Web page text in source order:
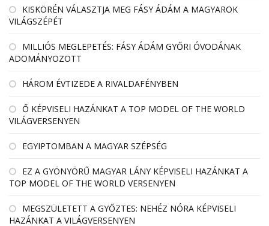
KISKÖRÉN VÁLASZTJA MEG FÁSY ÁDÁM A MAGYAROK
VILÁGSZÉPÉT
MILLIÓS MEGLEPETÉS: FÁSY ÁDÁM GYŐRI ÓVODÁNAK
ADOMÁNYOZOTT
HÁROM ÉVTIZEDE A RIVALDAFÉNYBEN
Ő KÉPVISELI HAZÁNKAT A TOP MODEL OF THE WORLD
VILÁGVERSENYEN
EGYIPTOMBAN A MAGYAR SZÉPSÉG
EZ A GYÖNYÖRŰ MAGYAR LÁNY KÉPVISELI HAZÁNKAT A
TOP MODEL OF THE WORLD VERSENYEN
MEGSZÜLETETT A GYŐZTES: NEHÉZ NÓRA KÉPVISELI
HAZÁNKAT A VILÁGVERSENYEN